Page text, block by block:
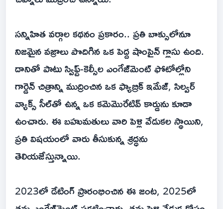
సన్నిహిత వర్గాల కథనం ప్రకారం.. ప్రతి బాక్సులోనూ
నిజమైన వజ్రాలు పొదిగిన ఒక పెద్ద షాంపైన్ గ్లాసు ఉంది.
దానితో పాటు స్విఫ్ట్-కెల్సీల ఎంగేజ్‌మెంట్ ఫోటోల్లోని
గార్డెన్ చిత్రాన్ని ముద్రించిన ఒక ఫ్యాబ్రిక్ ఇమేజ్, సిల్వర్
వ్యాక్స్ సీల్‌తో ఉన్న ఒక కమెమొరేటివ్ కార్డును కూడా
ఉంచారు. ఈ బహుమతులు వారి పెళ్లి వేడుకల స్థాయిని,
ప్రతి విషయంలో వారు తీసుకున్న శ్రద్ధను
తెలియజేస్తున్నాయి.
2023లో డేటింగ్ ప్రారంభించిన ఈ జంట, 2025లో